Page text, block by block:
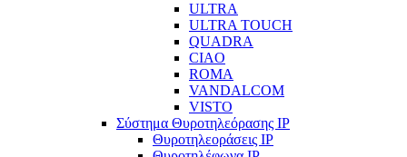
ULTRA
ULTRA TOUCH
QUADRA
CIAO
ROMA
VANDALCOM
VISTO
Σύστημα Θυροτηλεόρασης IP
Θυροτηλεοράσεις IP